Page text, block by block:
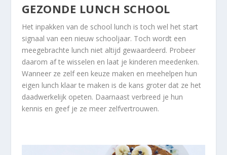
GEZONDE LUNCH SCHOOL
Het inpakken van de school lunch is toch wel het start
signaal van een nieuw schooljaar. Toch wordt een
meegebrachte lunch niet altijd gewaardeerd. Probeer
daarom af te wisselen en laat je kinderen meedenken.
Wanneer ze zelf een keuze maken en meehelpen hun
eigen lunch klaar te maken is de kans groter dat ze het
daadwerkelijk opeten. Daarnaast verbreed je hun
kennis en geef je ze meer zelfvertrouwen.